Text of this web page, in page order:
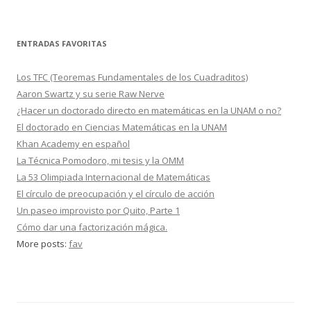
ENTRADAS FAVORITAS
Los TFC (Teoremas Fundamentales de los Cuadraditos)
Aaron Swartz y su serie Raw Nerve
¿Hacer un doctorado directo en matemáticas en la UNAM o no?
El doctorado en Ciencias Matemáticas en la UNAM
Khan Academy en español
La Técnica Pomodoro, mi tesis y la OMM
La 53 Olimpiada Internacional de Matemáticas
El círculo de preocupación y el círculo de acción
Un paseo improvisto por Quito, Parte 1
Cómo dar una factorización mágica.
More posts: fav